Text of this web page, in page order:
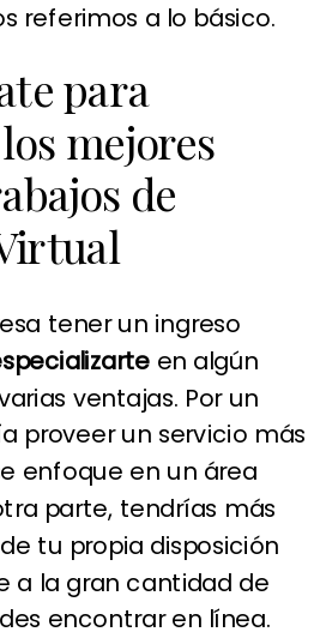
referimos a lo básico.
para
mejores
de
tener un ingreso
en algún
ventajas. Por un
proveer un servicio más
enfoque en un área
parte, tendrías más
tu propia disposición
a la gran cantidad de
encontrar en línea.